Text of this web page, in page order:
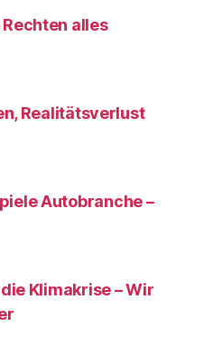
alles
Realitätsverlust
Autobranche –
Klimakrise – Wir